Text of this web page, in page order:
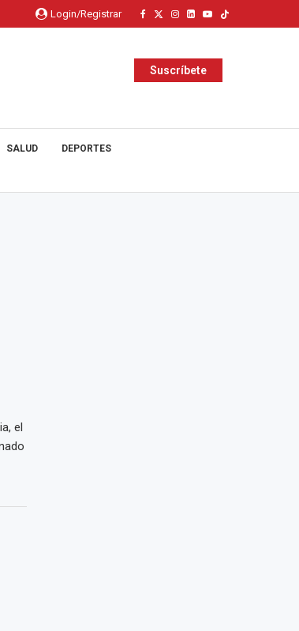
Login/Registrar
Suscríbete
SALUD DEPORTES
el